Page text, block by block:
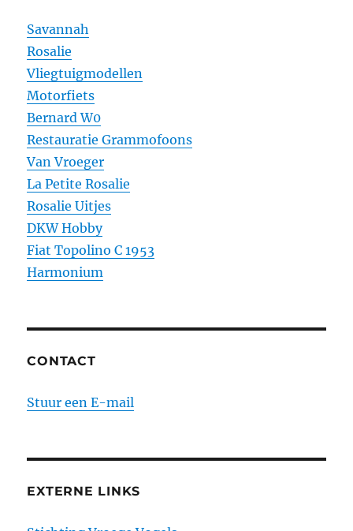
Savannah
Rosalie
Vliegtuigmodellen
Motorfiets
Bernard W0
Restauratie Grammofoons
Van Vroeger
La Petite Rosalie
Rosalie Uitjes
DKW Hobby
Fiat Topolino C 1953
Harmonium
CONTACT
Stuur een E-mail
EXTERNE LINKS